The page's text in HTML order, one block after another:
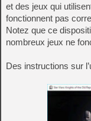
et des jeux qui
fonctionnent pas
Notez que ce
nombreux jeux ne
Des instructions sur